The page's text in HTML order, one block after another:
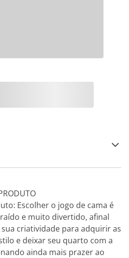
Escolher o jogo de cama é
e muito divertido, afinal
criatividade para adquirir as
e deixar seu quarto com a
ainda mais prazer ao